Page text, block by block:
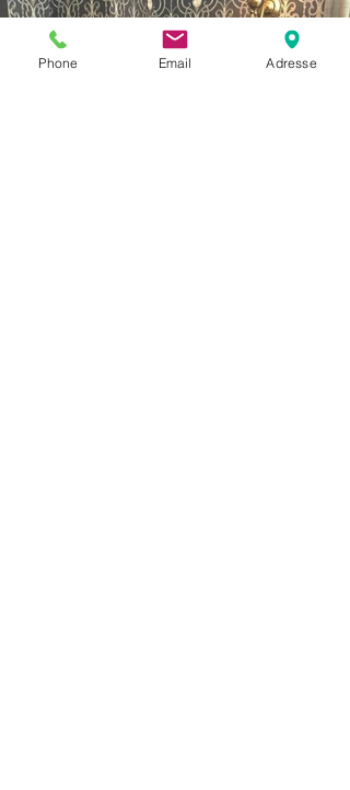
Phone Email Adresse